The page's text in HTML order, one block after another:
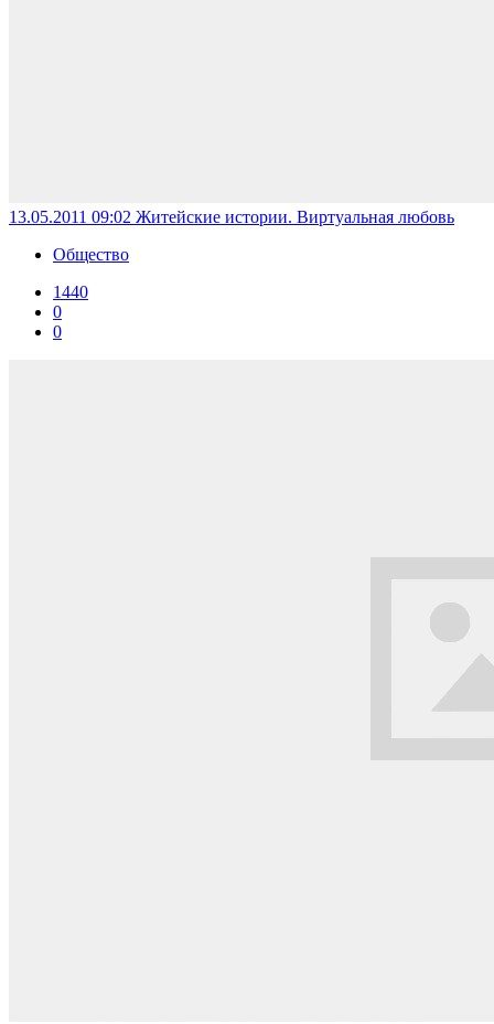
13.05.2011 09:02 Житейские истории. Виртуальная любовь
Общество
1440
0
0